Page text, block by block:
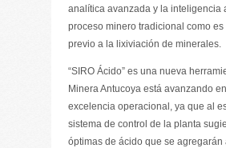
analítica avanzada y la inteligencia
proceso minero tradicional como
previo a la lixiviación de minerales.
“SIRO Ácido” es una nueva
Minera Antucoya está avanzando
excelencia operacional, ya que al
sistema de control de la planta
óptimas de ácido que se agregarán